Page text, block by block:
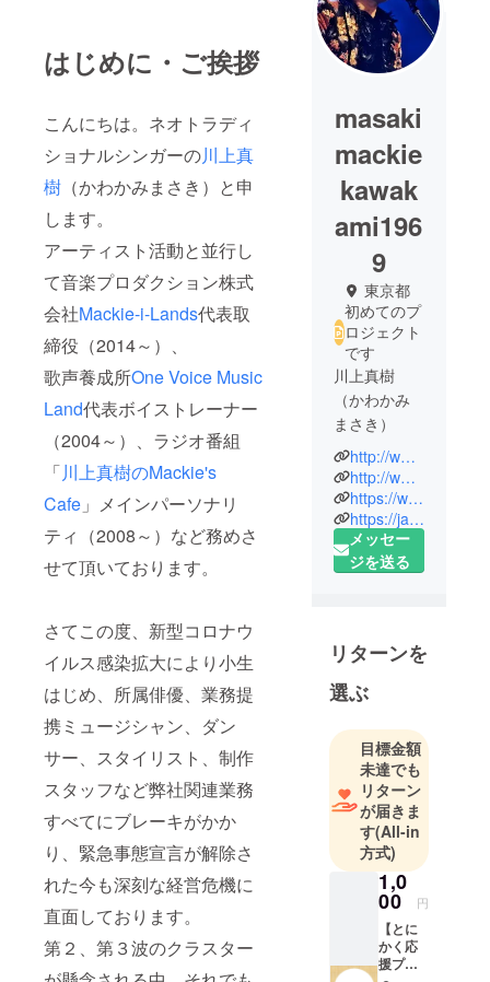
はじめに・ご挨拶
こんにちは。ネオトラディ
ショナルシンガーの川上真
樹 （かわかみまさき）と申
します。
アーティスト活動と並行し
て音楽プロダクション株式
会社Mackie-i-Lands代表取
締役（2014～）、
歌声養成所One Voice Music
Land代表ボイストレーナー
（2004～）、ラジオ番組
「川上真樹のMackie's
Cafe 」メインパーソナリ
ティ（2008～）など務めさ
せて頂いております。
さてこの度、新型コロナウ
イルス感染拡大により小生
はじめ、所属俳優、業務提
携ミュージシャン、ダン
サー、スタイリスト、制作
スタッフなど弊社関連業務
すべてにブレーキがかか
り、緊急事態宣言が解除さ
れた今も深刻な経営危機に
直面しております。
第２、第３波のクラスター
masaki
mackie
kawak
ami196
9
東京都
初めてのプ
ロジェクト
です
川上真樹
（かわかみ
まさき）
音楽芸能プ
ロダクショ
ン株式会社
Mackie-i-
Lands代表取
Voice Music
Land代表。
ネオトラ
ルシン
ガー、ソン
グライ
ター、ボイ
ストレー
ナー、「川
上真樹の
Mackie's
Cafe」ラジ
オパーソナ
リティ、リ
http://www.mackie-i-lands.co.jp/
http://www.mackiescafe.com/
https://www.youtube.com/channel/UCYEFxnstwuhI-86lT2lM3WQ
https://ja.wikipedia.org/wiki/%E5%B7%9D%E4%B8%8A%E7%9C%9F%E6%A8%B9
メッセー
ジを送る
リターンを
選ぶ
目標金額
未達でも
リターン
が届きま
す(All-in
方式)
1,0
00 円
【とに
かく応
援プラ